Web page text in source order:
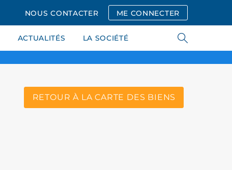
NOUS CONTACTER ME CONNECTER
ACTUALITÉS LA SOCIÉTÉ
RETOUR À LA CARTE DES BIENS